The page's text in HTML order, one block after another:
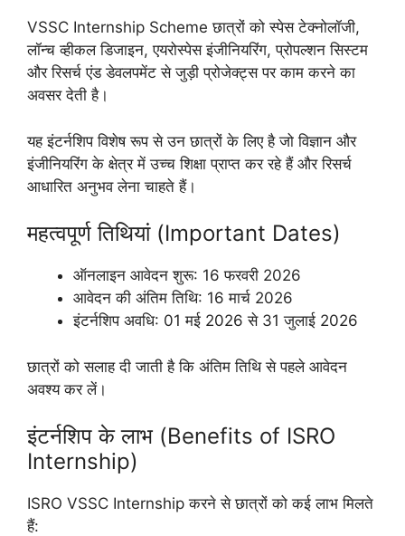
VSSC Internship Scheme छात्रों को स्पेस टेक्नोलॉजी,
लॉन्च व्हीकल डिजाइन, एयरोस्पेस इंजीनियरिंग, प्रोपल्शन सिस्टम
और रिसर्च एंड डेवलपमेंट से जुड़ी प्रोजेक्ट्स पर काम करने का
अवसर देती है।
यह इंटर्नशिप विशेष रूप से उन छात्रों के लिए है जो विज्ञान और
इंजीनियरिंग के क्षेत्र में उच्च शिक्षा प्राप्त कर रहे हैं और रिसर्च
आधारित अनुभव लेना चाहते हैं।
महत्वपूर्ण तिथियां (Important Dates)
ऑनलाइन आवेदन शुरू: 16 फरवरी 2026
आवेदन की अंतिम तिथि: 16 मार्च 2026
इंटर्नशिप अवधि: 01 मई 2026 से 31 जुलाई 2026
छात्रों को सलाह दी जाती है कि अंतिम तिथि से पहले आवेदन
अवश्य कर लें।
इंटर्नशिप के लाभ (Benefits of ISRO
Internship)
ISRO VSSC Internship करने से छात्रों को कई लाभ मिलते
हैं: